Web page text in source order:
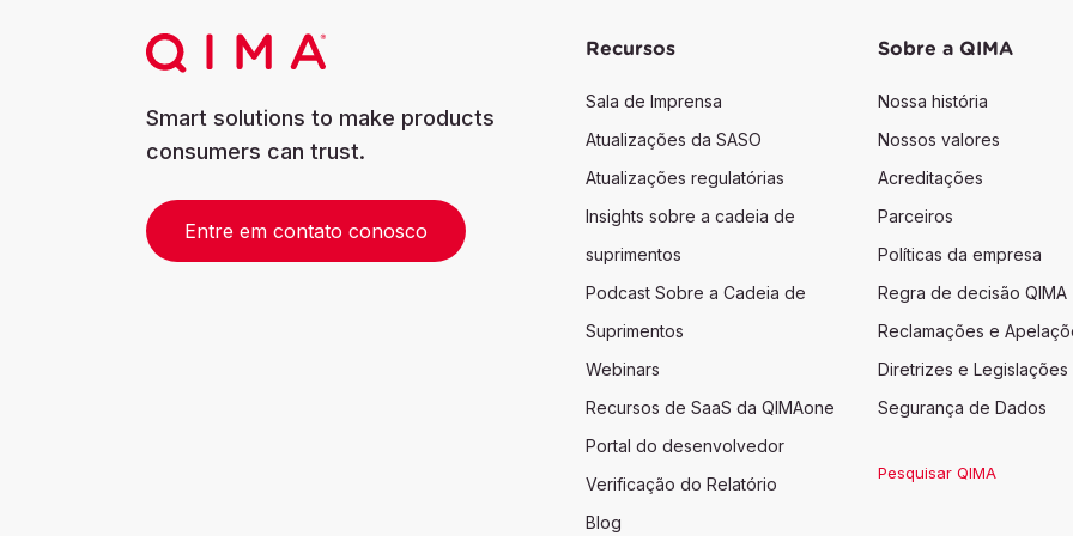
Smart solutions to make products
consumers can trust.
Entre em contato conosco
Recursos
Sala de Imprensa
Atualizações da SASO
Atualizações regulatórias
Insights sobre a cadeia de
suprimentos
Podcast Sobre a Cadeia de
Suprimentos
Webinars
Recursos de SaaS da QIMAone
Portal do desenvolvedor
Verificação do Relatório
Blog
Sobre a QIMA
Nossa história
Nossos valores
Acreditações
Parceiros
Políticas da empresa
Regra de decisão QIMA
Reclamações e
Diretrizes e Legislações
Segurança de Dados
Pesquisar QIMA